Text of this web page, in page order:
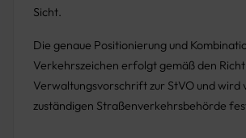
Sicht.
Die genaue Positionierung und
Verkehrszeichen erfolgt gemäß den
Verwaltungsvorschrift zur StVO und wird
zuständigen Straßenverkehrsbehörde